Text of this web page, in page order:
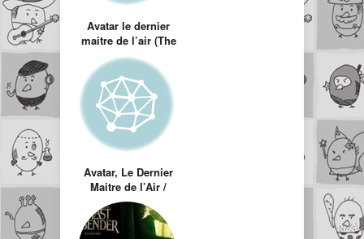
Avatar le dernier
maitre de l’air (The
Last Air Bender)
LE FILM !
Avatar, Le Dernier
Maitre de l’Air /
The Last Air
Bender : Bande
annonce